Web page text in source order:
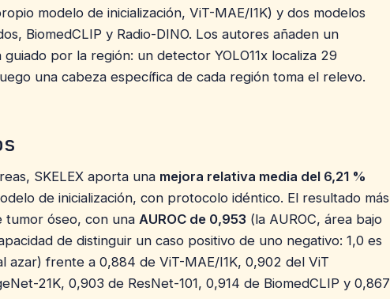
modelo de inicialización, ViT-MAE/I1K) y dos modelos
BiomedCLIP y Radio-DINO. Los autores añaden un
por la región: un detector YOLO11x localiza 29
una cabeza específica de cada región toma el relevo.
SKELEX aporta una mejora relativa media del 6,21 %
de inicialización, con protocolo idéntico. El resultado más
tumor óseo, con una AUROC de 0,953 (la AUROC, área bajo
de distinguir un caso positivo de uno negativo: 1,0 es
azar) frente a 0,884 de ViT-MAE/I1K, 0,902 del ViT
21K, 0,903 de ResNet-101, 0,914 de BiomedCLIP y 0,867